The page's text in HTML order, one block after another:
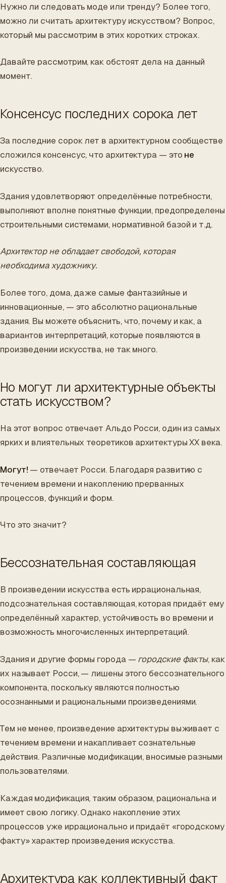
Нужно ли следовать моде или тренду? Более того,
можно ли считать архитектуру искусством? Вопрос,
который мы рассмотрим в этих коротких строках.
Давайте рассмотрим, как обстоят дела на данный
момент.
Консенсус последних сорока лет
За последние сорок лет в архитектурном сообществе
сложился консенсус, что архитектура — это не
искусство.
Здания удовлетворяют определённые потребности,
выполняют вполне понятные функции, предопределены
строительными системами, нормативной базой и т.д.
Архитектор не обладает свободой, которая
необходима художнику.
Более того, дома, даже самые фантазийные и
инновационные, — это абсолютно рациональные
здания. Вы можете объяснить, что, почему и как, а
вариантов интерпретаций, которые появляются в
произведении искусства, не так много.
Но могут ли архитектурные объекты
стать искусством?
На этот вопрос отвечает Альдо Росси, один из самых
ярких и влиятельных теоретиков архитектуры XX века.
Могут! — отвечает Росси. Благодаря развитию с
течением времени и накоплению прерванных
процессов, функций и форм.
Что это значит?
Бессознательная составляющая
В произведении искусства есть иррациональная,
подсознательная составляющая, которая придаёт ему
определённый характер, устойчивость во времени и
возможность многочисленных интерпретаций.
Здания и другие формы города — городские факты, как
их называет Росси, — лишены этого бессознательного
компонента, поскольку являются полностью
осознанными и рациональными произведениями.
Тем не менее, произведение архитектуры выживает с
течением времени и накапливает сознательные
действия. Различные модификации, вносимые разными
пользователями.
Каждая модификация, таким образом, рациональна и
имеет свою логику. Однако накопление этих
процессов уже иррационально и придаёт «городскому
факту» характер произведения искусства.
Архитектура как коллективный факт